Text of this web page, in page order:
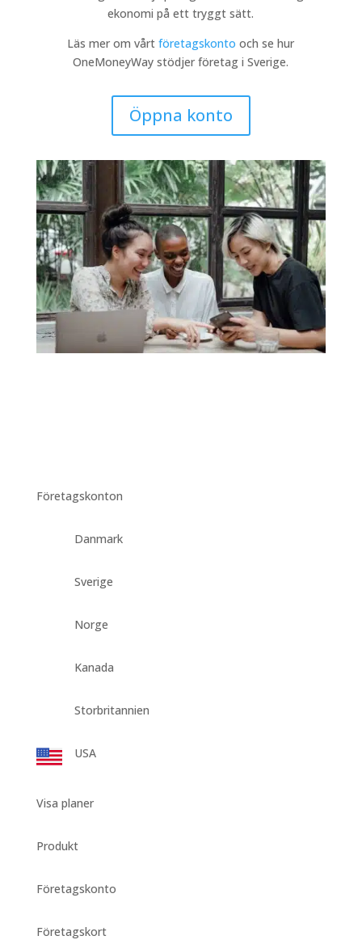
ekonomi på ett tryggt sätt.
Läs mer om vårtföretagskonto och se hur
OneMoneyWay stödjer företag i Sverige.
Öppna konto
Företagskonton
Danmark
Sverige
Norge
Kanada
Storbritannien
USA
Visa planer
Produkt
Företagskonto
Företagskort